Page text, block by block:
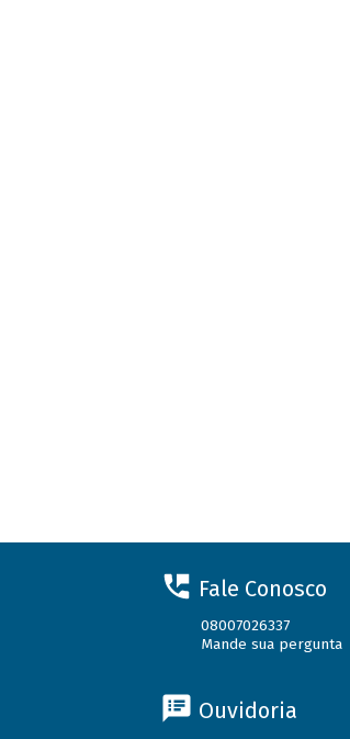
Fale Conosco
08007026337
Mande sua pergunta
Ouvidoria